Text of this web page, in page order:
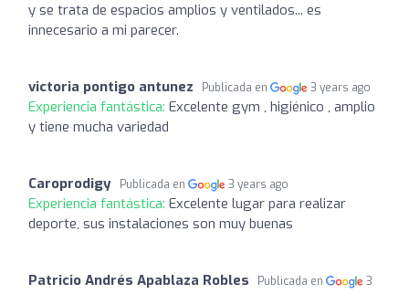
y se trata de espacios amplios y ventilados... es
innecesario a mi parecer.
victoria pontigo antunez Publicada en 3 years ago
Experiencia fantástica: Excelente gym , higiénico , amplio
y tiene mucha variedad
Caroprodigy Publicada en 3 years ago
Experiencia fantástica: Excelente lugar para realizar
deporte, sus instalaciones son muy buenas
Patricio Andrés Apablaza Robles Publicada en
3